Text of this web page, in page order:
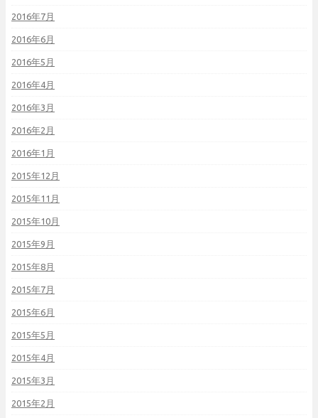
2016年7月
2016年6月
2016年5月
2016年4月
2016年3月
2016年2月
2016年1月
2015年12月
2015年11月
2015年10月
2015年9月
2015年8月
2015年7月
2015年6月
2015年5月
2015年4月
2015年3月
2015年2月